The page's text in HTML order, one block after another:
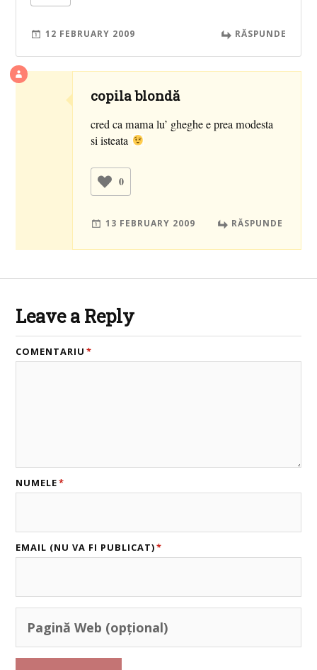
12 FEBRUARY 2009 RĂSPUNDE
copila blondă
cred ca mama lu’ gheghe e prea modesta
si isteata
0
13 FEBRUARY 2009 RĂSPUNDE
Leave a Reply
COMENTARIU *
NUMELE*
EMAIL (NU VA FI PUBLICAT)*